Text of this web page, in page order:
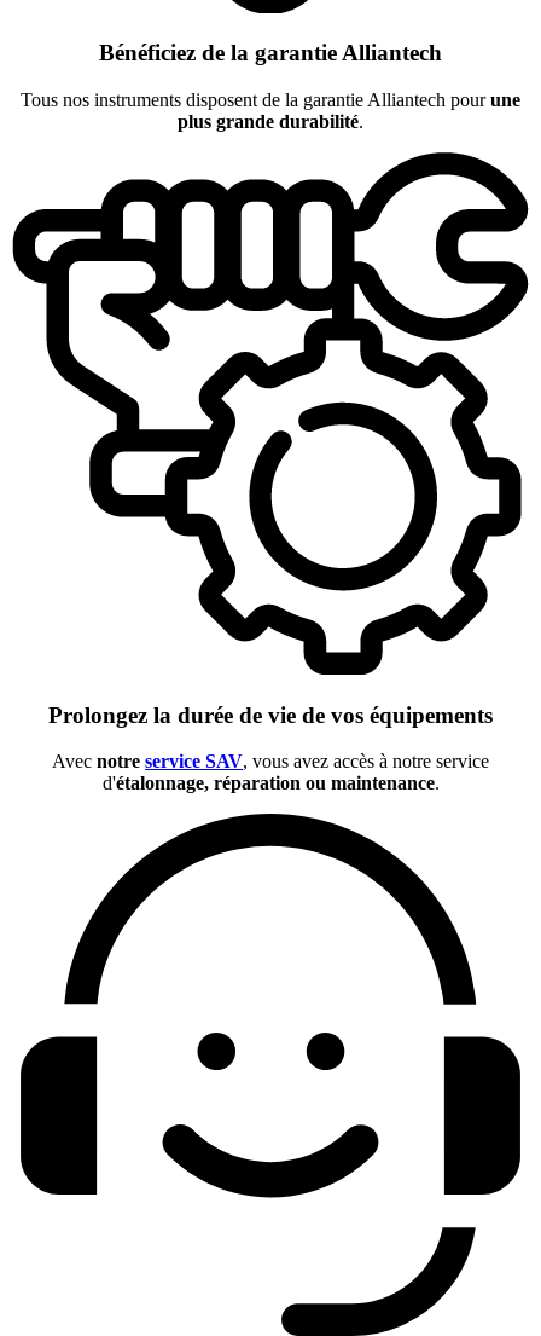
Bénéficiez de la garantie Alliantech
Tous nos instruments disposent de la garantie Alliantech pourune
plus grande durabilité.
Prolongez la durée de vie de vos équipements
Avec notre service SAV, vous avez accès à notre service
d'étalonnage, réparation ou maintenance.